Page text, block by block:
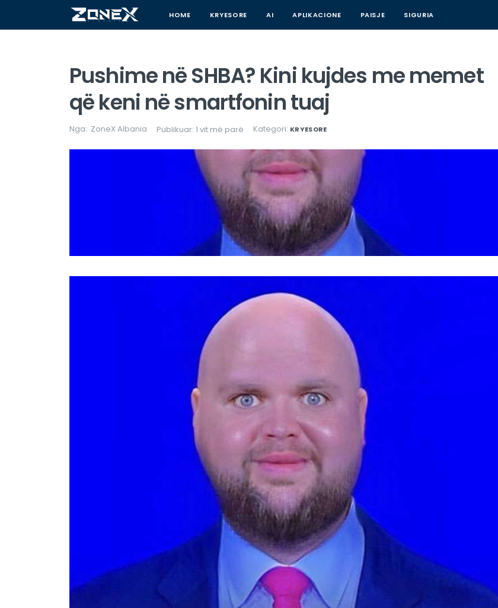
HOME KRYESORE AI APLIKACIONE PAISJE SIGURIA
Pushime në SHBA? Kini kujdes me memet
që keni në smartfonin tuaj
Nga: ZoneX Albania Publikuar: 1 vit më parë Kategori: KRYESORE